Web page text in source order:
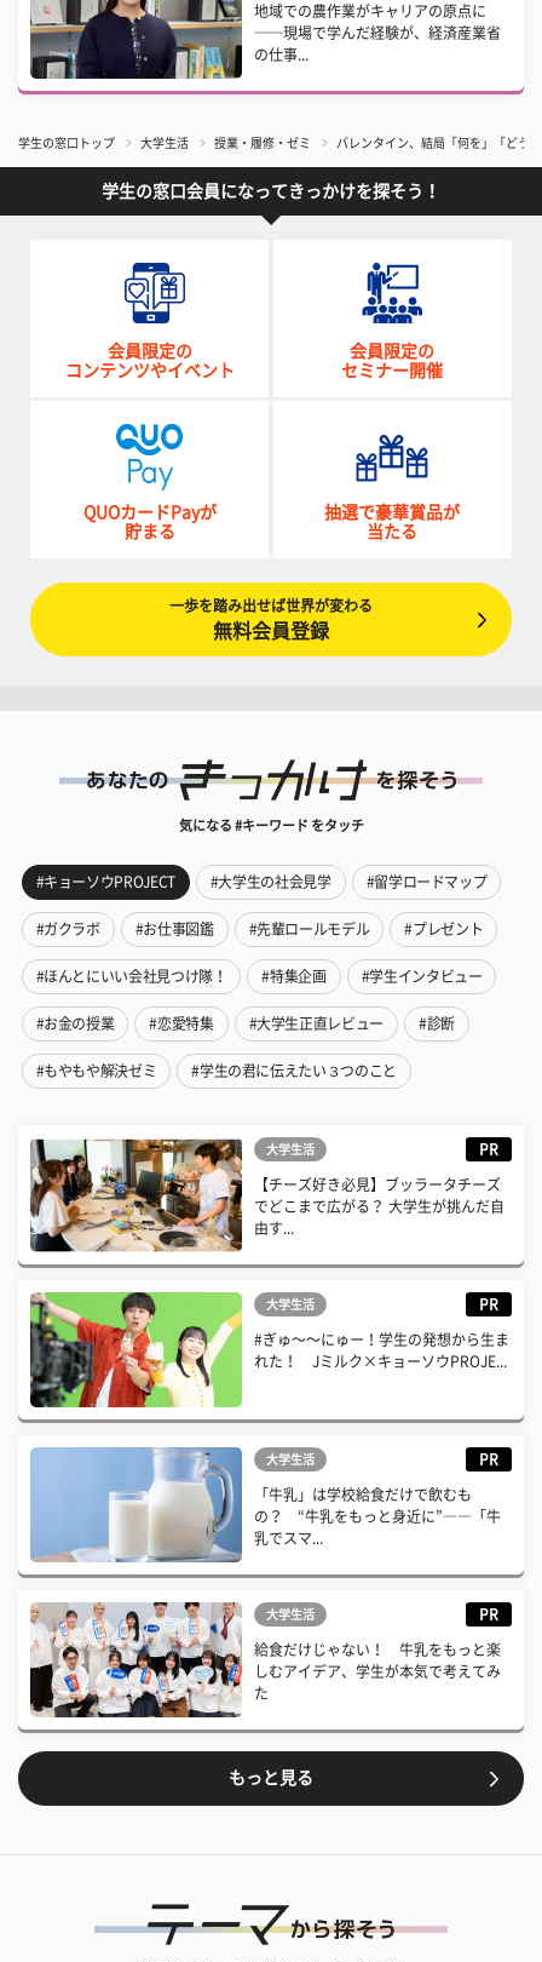
地域での農作業がキャリアの原点に
──現場で学んだ経験が、経済産業省
の仕事...
学生の窓口トップ 大学生活 授業・履修・ゼミ バレンタイン、結局「何を」「どう
学生の窓口会員になってきっかけを探そう！
会員限定の
コンテンツやイベント
会員限定の
セミナー開催
QUOカードPayが
貯まる
抽選で豪華賞品が
当たる
一歩を踏み出せば世界が変わる
無料会員登録
気になる #キーワード をタッチ
#キョーソウPROJECT #大学生の社会見学 #留学ロードマップ
#ガクラボ #お仕事図鑑 #先輩ロールモデル #プレゼント
#ほんとにいい会社見つけ隊！ #特集企画 #学生インタビュー
#お金の授業 #恋愛特集 #大学生正直レビュー #診断
#もやもや解決ゼミ #学生の君に伝えたい３つのこと
大学生活 PR
【チーズ好き必見】ブッラータチーズ
でどこまで広がる？ 大学生が挑んだ自
由す...
大学生活 PR
#ぎゅ〜〜にゅー！学生の発想から生ま
れた！ Jミルク×キョーソウPROJE...
大学生活 PR
「牛乳」は学校給食だけで飲むも
の？ “牛乳をもっと身近に”――「牛
乳でスマ...
大学生活 PR
給食だけじゃない！ 牛乳をもっと楽
しむアイデア、学生が本気で考えてみ
た
もっと見る